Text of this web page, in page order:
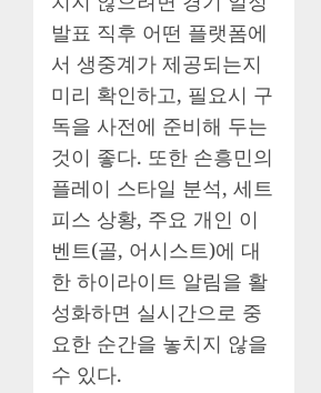
발표 직후 어떤 플랫폼에
서 생중계가 제공되는지
미리 확인하고, 필요시 구
독을 사전에 준비해 두는
것이 좋다. 또한 손흥민의
플레이 스타일 분석, 세트
피스 상황, 주요 개인 이
벤트(골, 어시스트)에 대
한 하이라이트 알림을 활
성화하면 실시간으로 중
요한 순간을 놓치지 않을
수 있다.